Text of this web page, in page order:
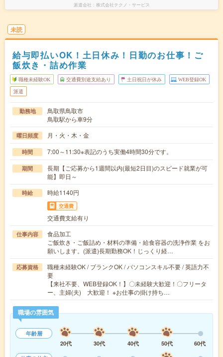
派遣会社 株式会社テクノ・サービス
未読
給与即払いOK！土日休み！日勤のお仕事！ご
飯炊き・詰め作業
職種未経験OK 交通費別途支給あり 土日祝日が休み WEB登録OK
派遣
勤務地
鳥取県鳥取市
鳥取駅から車9分
曜日頻度 月・火・木・金
時間 7:00～11:30※表記のうち実働4時間30分です。
期間
長期【ご応募から1週間以内(最短2日目)のスピード就業が可
能】即日～
時給 時給1140円
交通費
交通費支給有り
仕事内容
食品加工
ご飯炊き・ご飯詰め・材料の準備・給食容器の洗浄作業 をお
願いします。(派遣)長期勤務OK！じっくり経…
応募資格
職種未経験OK / ブランクOK / パソコンスキル不要 / 英語力不
要
【来社不要、WEB登録OK！】〇未経験大歓迎！〇フリータ
ー、主婦(夫) 大歓迎！ ※お仕事の掛け持ち…
職場の雰囲気
年齢層
20代
30代 40代 50代
60代